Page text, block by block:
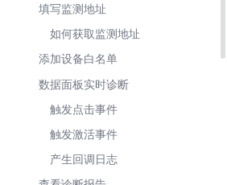
填写监测地址
如何获取监测地址
添加设备白名单
数据面板实时诊断
触发点击事件
触发激活事件
产生回调日志